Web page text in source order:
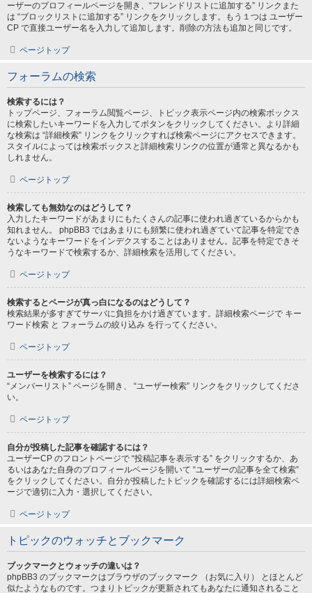
ーザーのプロフィールページを開き、“フレンドリストに追加する” リンクまた
は “ブロックリストに追加する” リンクをクリックします。もう１つは ユーザー
CP で直接ユーザー名を入力して追加します。削除の方法も追加と同じです。
ページトップ
フォーラムの検索
検索するには？
トップページ、フォーラム閲覧ページ、トピック表示ページ内の検索ボックス
に検索したいキーワードを入力してボタンをクリックしてください。より詳細
な検索は “詳細検索” リンクをクリックすれば検索ページにアクセスできます。
スタイルによっては検索ボックスと詳細検索リンクの位置が通常と異なるかも
しれません。
ページトップ
検索しても無効なのはどうして？
入力したキーワードがあまりにもたくさんの記事に使われ過ぎているからかも
知れません。 phpBB3 ではあまりにも頻繁に使われ過ぎていて記事を特定でき
ないようなキーワードをインデクスすることはありません。記事を特定できそ
うなキーワードで検索するか、詳細検索を活用してください。
ページトップ
検索するとページが真っ白になるのはどうして？
検索結果が多すぎてサーバに負担をかけ過ぎています。詳細検索ページで キー
ワード検索 と フォーラムの絞り込み を行ってください。
ページトップ
ユーザーを検索するには？
“メンバーリスト” ページを開き、 “ユーザー検索” リンクをクリックしてくださ
い。
ページトップ
自分が投稿した記事を確認するには？
ユーザーCP のフロントページで “投稿記事を表示する” をクリックするか、あ
るいはあなた自身のプロフィールページを開いて “ユーザーの記事を全て検索”
をクリックしてください。自分が投稿したトピックを確認するには詳細検索ペ
ージで適切に入力・選択してください。
ページトップ
トピックのウォッチとブックマーク
ブックマークとウォッチの違いは？
phpBB3 のブックマークはブラウザのブックマーク （お気に入り） とほとんど
似たようなものです。つまりトピックが更新されてもあなたに通知されること